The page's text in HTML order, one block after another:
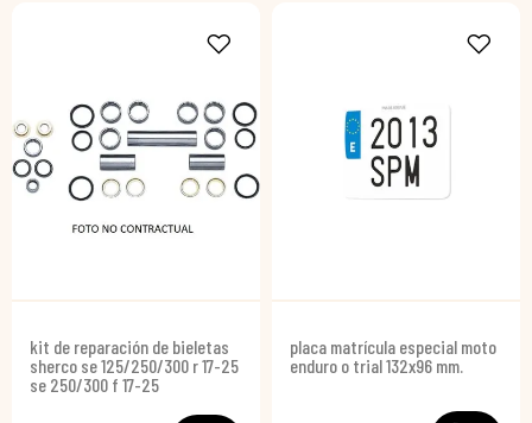
kit de reparación de bieletas
sherco se 125/250/300 r 17-25
se 250/300 f 17-25
placa matrícula especial moto
enduro o trial 132x96 mm.